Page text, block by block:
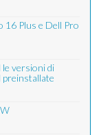
16 Plus e Dell Pro
versioni di